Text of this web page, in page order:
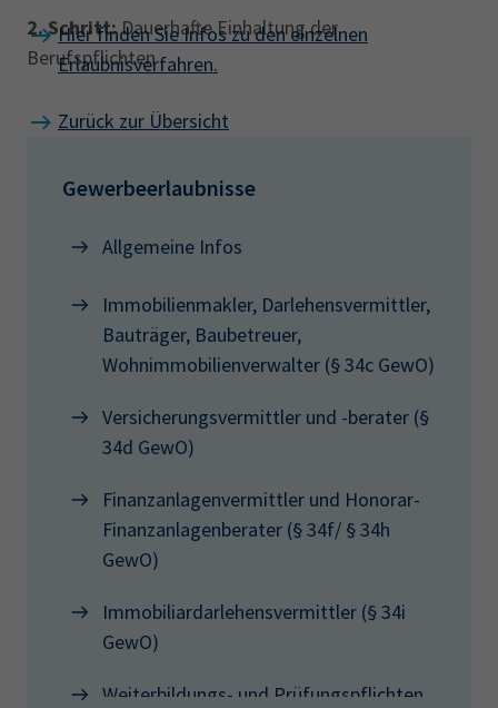
2. Schritt:Dauerhafte Einhaltung der
Berufspflichten
Hier finden Sie Infos zu den einzelnen
Erlaubnisverfahren.
Zurück zur Übersicht
Gewerbeerlaubnisse
Allgemeine Infos
Immobilienmakler, Darlehensvermittler,
Bauträger, Baubetreuer,
Wohnimmobilienverwalter (§ 34c GewO)
Versicherungsvermittler und -berater (§
34d GewO)
Finanzanlagenvermittler und Honorar-
Finanzanlagenberater (§ 34f/ § 34h
GewO)
Immobiliardarlehensvermittler (§ 34i
GewO)
Weiterbildungs- und Prüfungspflichten